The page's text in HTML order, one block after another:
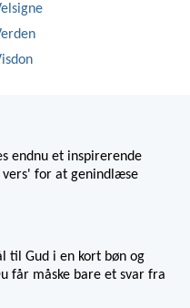
endnu et inspirerende
vers' for at genindlæse
til Gud i en kort bøn og
får måske bare et svar fra